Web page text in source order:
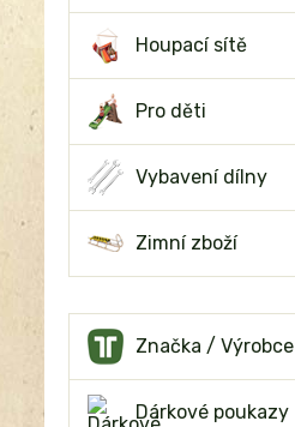
Houpací sítě
Pro děti
Vybavení dílny
Zimní zboží
Značka / Výrobce
Dárkové poukazy